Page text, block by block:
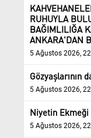
RUHUYLA
BAĞIMLILIĞA
ANKARA'DAN
5 Ağustos 2026,
Gözyaşlarının
5 Ağustos 2026,
Niyetin Ekmeği
5 Ağustos 2026,